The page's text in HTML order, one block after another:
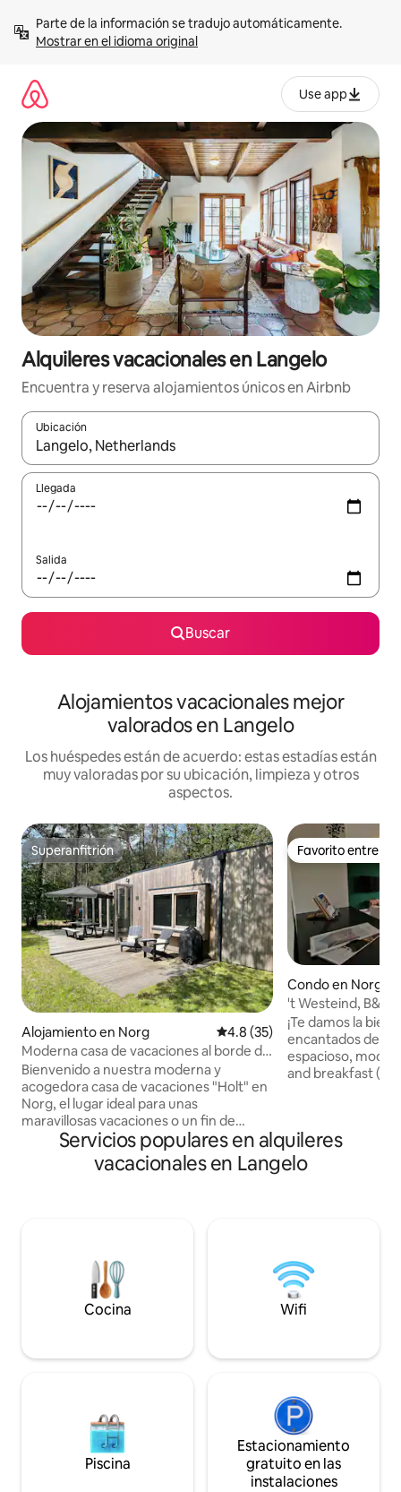
contenidoMostrar en el idioma original
Use app
Alquileres vacacionales en Langelo
Encuentra y reserva alojamientos únicos en Airbnb
Ubicación
Cuando los resultados estén disponibles, navega con las
Llegada
Salida
Buscar
Alojamientos vacacionales mejor
valorados en Langelo
Los huéspedes están de acuerdo: estas estadías están
muy valoradas por su ubicación, limpieza y otros
aspectos.
Superanfitrión
Superanfitrión
Alojamiento en Norg Calificación promedio: 4.8 de
4.8 (35)
Moderna casa de vacaciones al borde del
bosque en Norg
Bienvenido a nuestra moderna y
acogedora casa de vacaciones "Holt" en
Norg, el lugar ideal para unas
maravillosas vacaciones o un fin de
semana. ¡Nuestra nueva casa de
vacaciones tiene capacidad para 5
personas y se encuentra en un parque
comodidades. Nuestra casa respetuosa
con el medio ambiente y
energéticamente eficiente ofrece todas
las comodidades y comodidades que
se encuentra a poca distancia a pie.
Favorito entre
Favorito entre
Condo en Norg
't Westeind, B&B
en el centro de
¡Te damos la
encantados de
espacioso,
and breakfast
pasos de todos
como
una piscina,
este B&B! Se
de Groningen y
en auto.
Servicios populares en alquileres
vacacionales en Langelo
Cocina Wifi
Piscina
Estacionamiento
gratuito en las
instalaciones